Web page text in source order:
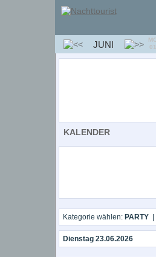
KALENDER
Kategorie wählen: PARTY|
Dienstag 23.06.2026
JUNI
01